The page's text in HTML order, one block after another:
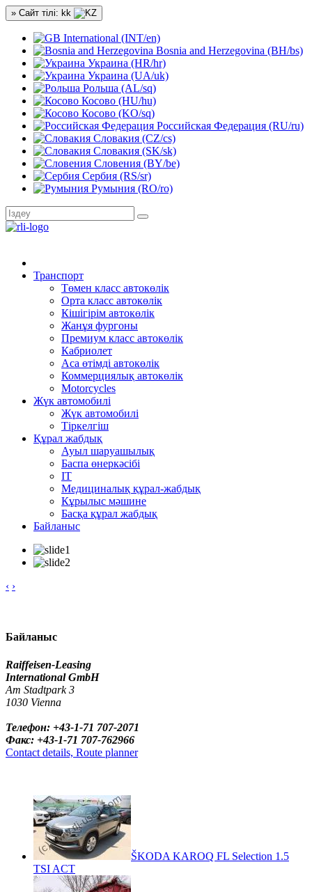
» Сайт тілі: kk
International (INT/en)
Bosnia and Herzegovina (BH/bs)
Украина (HR/hr)
Украина (UA/uk)
Рольша (AL/sq)
Косово (HU/hu)
Косово (KO/sq)
Российская Федерация (RU/ru)
Словакия (CZ/cs)
Словакия (SK/sk)
Словения (BY/be)
Сербия (RS/sr)
Румыния (RO/ro)
Транспорт
Төмен класс автокөлік
Орта класс автокөлік
Кішігірім автокөлік
Жанұя фургоны
Премиум класс автокөлік
Кабриолет
Аса өтімді автокөлік
Коммерциялық автокөлік
Motorcycles
Жүк автомобилі
Жүк автомобилі
Тіркелгіш
Құрал жабдық
Ауыл шаруашылық
Баспа өнеркәсібі
IT
Медициналық құрал-жабдық
Кұрылыс мәшине
Басқа құрал жабдық
Байланыс
‹ ›
Байланыс
Raiffeisen-Leasing
International GmbH
Am Stadtpark 3
1030 Vienna
Телефон: +43-1-71 707-2071
Факс: +43-1-71 707-762966
Contact details, Route planner
ŠKODA KAROQ FL Selection 1.5
TSI ACT